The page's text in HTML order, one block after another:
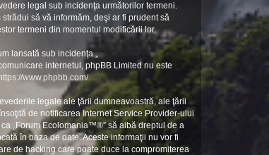
legal sub incidenţa următorilor termeni.
să vă informăm, deşi ar fi prudent să
termeni din momentul modificării lor.
lansată sub incidenţa „
internetul, phpBB Limited nu este
https://www.phpbb.com/.
legale ale ţării dumneavoastră, ale ţării
de notificarea Internet Service Provider-ului
„Forum Ecolomania™®” să aibă dreptul de a
în baza de date. Aceste informaţii nu vor fi
de hacking care poate duce la compromiterea